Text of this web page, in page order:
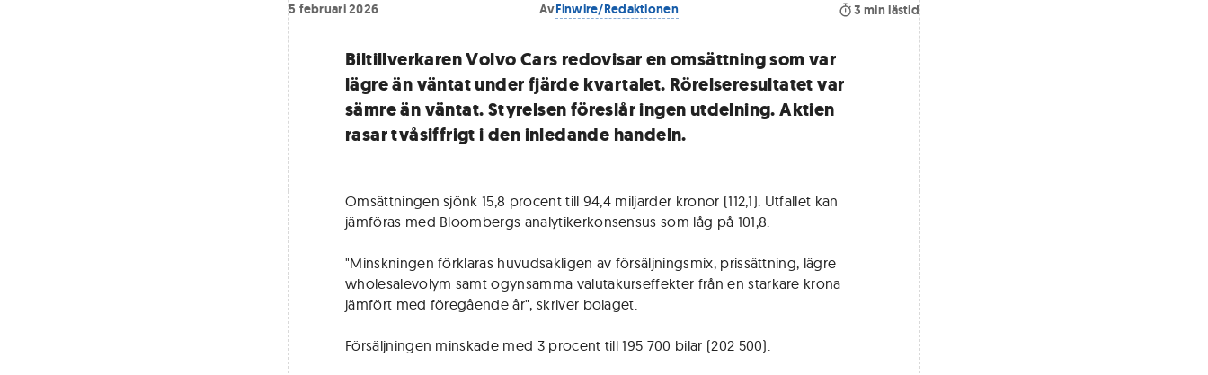
5 februari 2026 AvFinwire/Redaktionen 3 min lästid
Biltillverkaren Volvo Cars redovisar en omsättning som var
lägre än väntat under fjärde kvartalet. Rörelseresultatet var
sämre än väntat. Styrelsen föreslår ingen utdelning. Aktien
rasar tvåsiffrigt i den inledande handeln.
Omsättningen sjönk 15,8 procent till 94,4 miljarder kronor (112,1). Utfallet kan
jämföras med Bloombergs analytikerkonsensus som låg på 101,8.
"Minskningen förklaras huvudsakligen av försäljningsmix, prissättning, lägre
wholesalevolym samt ogynsamma valutakurseffekter från en starkare krona
jämfört med föregående år", skriver bolaget.
Försäljningen minskade med 3 procent till 195 700 bilar (202 500).